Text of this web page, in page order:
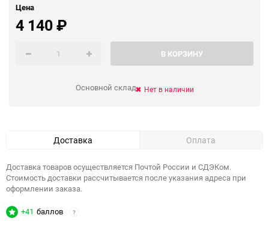
Цена
4 140₽
В КОРЗИНУ
Основной склад Нет в наличии
Доставка Оплата
Доставка товаров осуществляется Почтой России и СДЭКом.
Стоимость доставки рассчитывается после указания адреса при
оформлении заказа.
+41 баллов ?